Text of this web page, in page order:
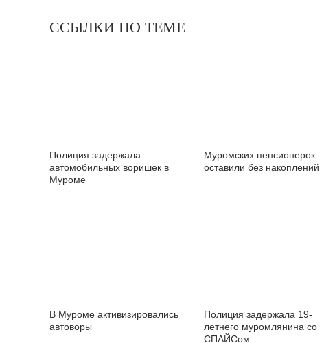
ССЫЛКИ ПО ТЕМЕ
Полиция задержала
автомобильных воришек в
Муроме
Муромских пенсионерок
оставили без накоплений
В Муроме активизировались
автоворы
Полиция задержала 19-
летнего муромлянина со
СПАЙСом.